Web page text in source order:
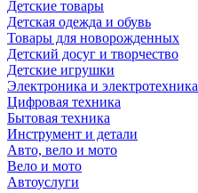
Детские товары
Детская одежда и обувь
Товары для новорожденных
Детский досуг и творчество
Детские игрушки
Электроника и электротехника
Цифровая техника
Бытовая техника
Инструмент и детали
Авто, вело и мото
Вело и мото
Автоуслуги